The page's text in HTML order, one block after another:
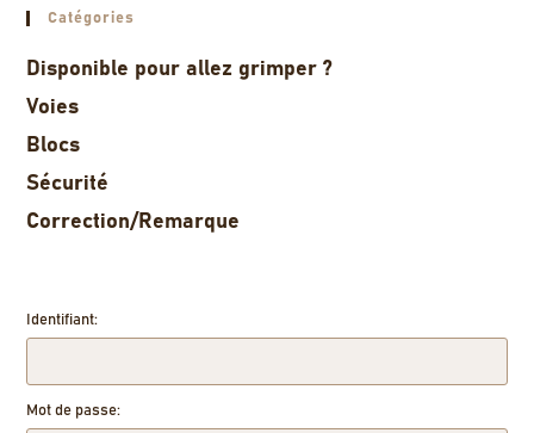
Catégories
Disponible pour allez grimper ?
Voies
Blocs
Sécurité
Correction/Remarque
Identifiant:
Mot de passe: